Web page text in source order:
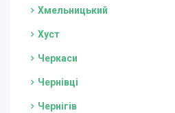
Хмельницький
Хуст
Черкаси
Чернівці
Чернігів